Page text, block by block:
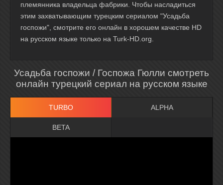
племянника владельца фабрики. Чтобы насладиться
этим захватывающим турецким сериалом "Усадьба
госпожи", смотрите его онлайн в хорошем качестве HD
на русском языке только на Turk-HD.org.
Усадьба госпожи / Госпожа Гюлли смотреть
онлайн турецкий сериал на русском языке
TURBO ALPHA
BETA